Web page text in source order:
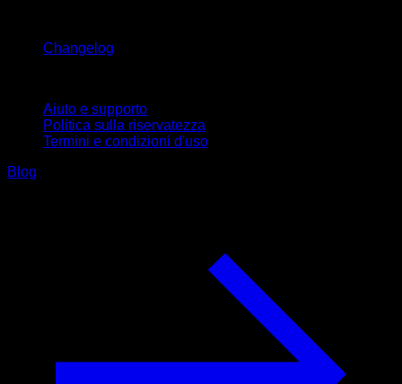
Changelog
Aiuto e supporto
Politica sulla riservatezza
Termini e condizioni d'uso
Blog